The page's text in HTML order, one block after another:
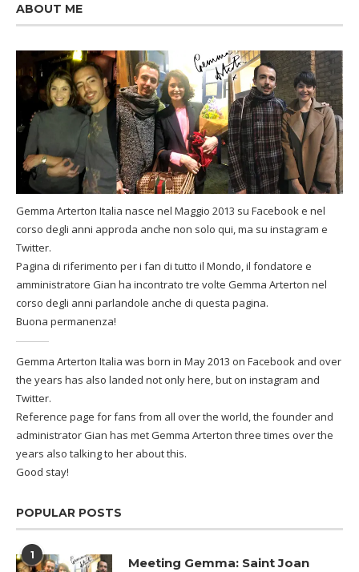
ABOUT ME
Gemma Arterton Italia nasce nel Maggio 2013 su Facebook e nel
corso degli anni approda anche non solo qui, ma su instagram e
Twitter.
Pagina di riferimento per i fan di tutto il Mondo, il fondatore e
amministratore Gian ha incontrato tre volte Gemma Arterton nel
corso degli anni parlandole anche di questa pagina.
Buona permanenza!
Gemma Arterton Italia was born in May 2013 on Facebook and over
the years has also landed not only here, but on instagram and
Twitter.
Reference page for fans from all over the world, the founder and
administrator Gian has met Gemma Arterton three times over the
years also talking to her about this.
Good stay!
POPULAR POSTS
1 Meeting Gemma: Saint Joan